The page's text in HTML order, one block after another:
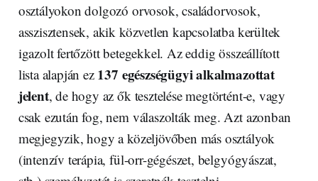
osztályokon dolgozó orvosok, családorvosok,
asszisztensek, akik közvetlen kapcsolatba kerültek
igazolt fertőzött betegekkel. Az eddig összeállított
lista alapján ez 137 egészségügyi alkalmazottat
jelent, de hogy az ők tesztelése megtörtént-e, vagy
csak ezután fog, nem válaszolták meg. Azt azonban
megjegyzik, hogy a közeljövőben más osztályok
(intenzív terápia, fül-orr-gégészet, belgyógyászat,